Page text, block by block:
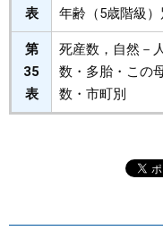
表
年齢（5歳階級）
第
35
表
死産数，自然－
数・多胎・この
数・市町別